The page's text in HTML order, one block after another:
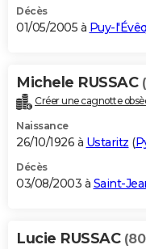
Décès
01/05/2005 à Puy-
Michele RUSSAC
Créer une cagnotte
Naissance
26/10/1926 à Ustaritz (
Décès
03/08/2003 à Saint-
Lucie RUSSAC